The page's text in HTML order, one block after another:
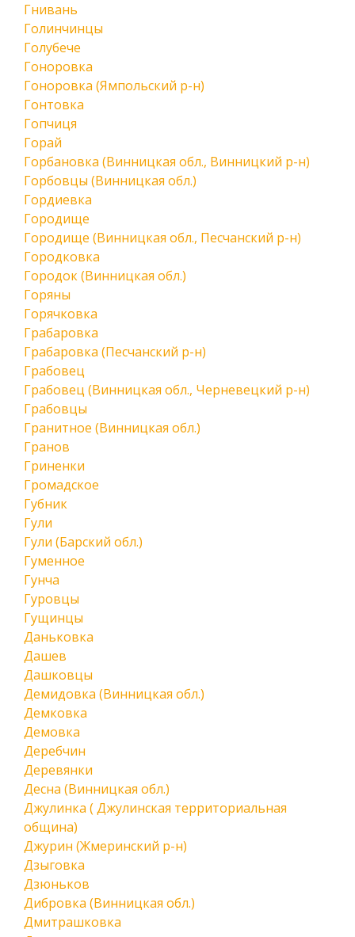
Гнивань
Голинчинцы
Голубече
Гоноровка
Гоноровка (Ямпольский р-н)
Гонтовка
Гопчиця
Горай
Горбановка (Винницкая обл., Винницкий р-н)
Горбовцы (Винницкая обл.)
Гордиевка
Городище
Городище (Винницкая обл., Песчанский р-н)
Городковка
Городок (Винницкая обл.)
Горяны
Горячковка
Грабаровка
Грабаровка (Песчанский р-н)
Грабовец
Грабовец (Винницкая обл., Черневецкий р-н)
Грабовцы
Гранитное (Винницкая обл.)
Гранов
Гриненки
Громадское
Губник
Гули
Гули (Барский обл.)
Гуменное
Гунча
Гуровцы
Гущинцы
Даньковка
Дашев
Дашковцы
Демидовка (Винницкая обл.)
Демковка
Демовка
Деребчин
Деревянки
Десна (Винницкая обл.)
Джулинка ( Джулинская территориальная
община)
Джурин (Жмеринский р-н)
Дзыговка
Дзюньков
Дибровка (Винницкая обл.)
Дмитрашковка